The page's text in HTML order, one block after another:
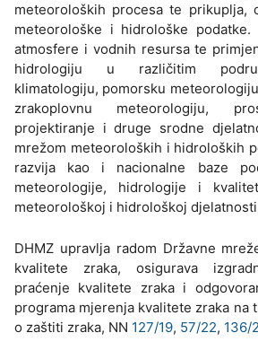
meteoroloških procesa te prikuplja,
meteorološke i hidrološke podatke.
atmosfere i vodnih resursa te
hidrologiju u različitim
klimatologiju, pomorsku
zrakoplovnu meteorologiju,
projektiranje i druge srodne
mrežom meteoroloških i hidroloških
razvija kao i nacionalne baze
meteorologije, hidrologije i
meteorološkoj i hidrološkoj
DHMZ upravlja radom Državne
kvalitete zraka, osigurava
praćenje kvalitete zraka i
programa mjerenja kvalitete zraka na
o zaštiti zraka, NN 127/19, 57/22, 136/